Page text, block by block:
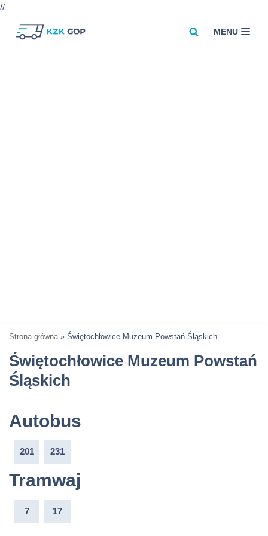
//
MENU
Strona główna » Świętochłowice Muzeum Powstań Śląskich
Świętochłowice Muzeum Powstań
Śląskich
Autobus
201 231
Tramwaj
7 17